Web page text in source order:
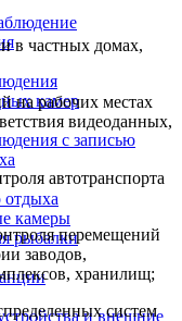
камер
с записью
отдыха
камеры
рыбалки
и внешние
в частных домах,
на рабочих местах
видеоданных,
автотранспорта
перемещений
заводов,
хранилищ;
систем